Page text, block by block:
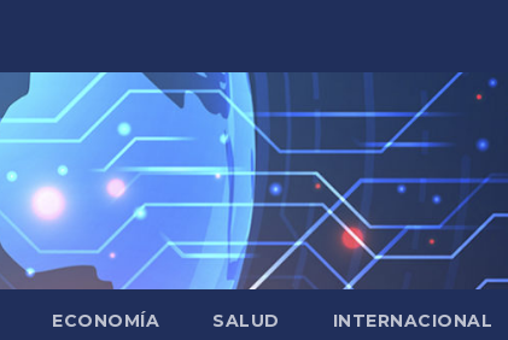
ECONOMÍA SALUD INTERNACIONAL